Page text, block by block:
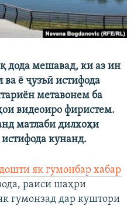
дода мешавад, ки аз ин
ва ё ҷузъӣ истифода
метавонем ба
видеоиро фиристем.
матлаби дилхоҳи
кунанд.
як гумонбар хабар
раиси шаҳри
гумонзад дар куштори